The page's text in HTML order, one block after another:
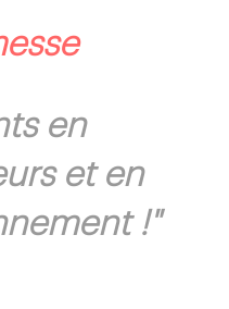
en
et en
!"